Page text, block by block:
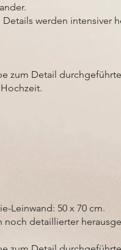
werden intensiver
zum Detail
Leinwand: 50 x 70 cm.
noch detaillierter